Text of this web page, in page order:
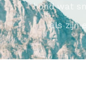
hond wat
als zijn